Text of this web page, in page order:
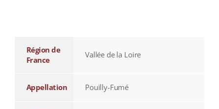
Région de
France
Vallée de la Loire
Appellation Pouilly-Fumé